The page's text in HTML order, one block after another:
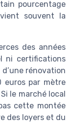
pourcentage
souvent la
des années
ni certifications
rénovation
euros par mètre
le marché local
cette montée
des loyers et du